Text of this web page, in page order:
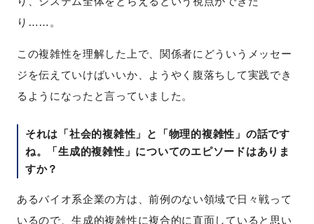
り……。
この複雑性を理解した上で、関係者にどういうメッセー
ジを伝えていけばいいか、ようやく腹落ちして実践でき
るようになったと言っていました。
それは「社会的複雑性」と「物理的複雑性」の話です
ね。「生成的複雑性」についてのエピソードはありま
すか？
あるバイオ系企業の方は、前例のない領域で日々戦って
いるので、生成的複雑性に複合的に直面していると思い